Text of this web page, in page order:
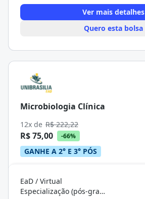
Ver mais detalhes
Quero esta bolsa
Microbiologia Clínica
12x de R$ 222,22
R$ 75,00 -66%
GANHE A 2° E 3° PÓS
EaD / Virtual
Especialização (pós-graduação)